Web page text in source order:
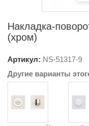
Накладка-
(хром)
Артикул: NS-51317-9
Другие варианты